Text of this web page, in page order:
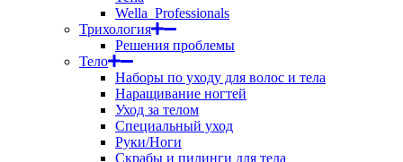
Wella_Professionals
Трихология
Решения проблемы
Тело
Наборы по уходу для волос и тела
Наращивание ногтей
Уход за телом
Специальный уход
Руки/Ноги
Скрабы и пилинги для тела